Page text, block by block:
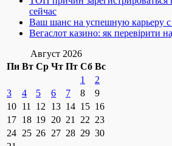
сейчас
Ваш шанс на успешную карьеру
Вегаслот казино: як перевірити
Август 2026
Пн Вт Ср Чт Пт Сб Вс
1
2
3
4 5 6 7 8
9
10 11 12 13 14 15 16
17 18 19 20 21 22 23
24 25 26 27 28 29 30